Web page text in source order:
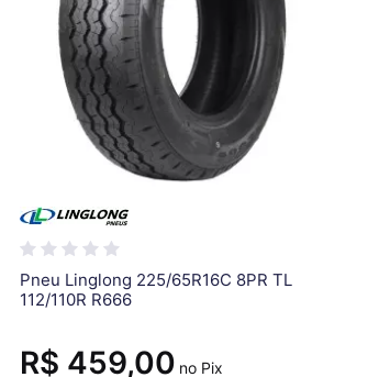
Pneu Linglong 225/65R16C 8PR TL
112/110R R666
R$ 459,00 no Pix